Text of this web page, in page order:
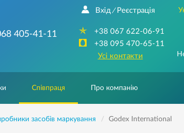
405-41-11
Вхід / Реєстрація
+38 067 622-06-91
+38 095 470-65-11
Усі контакти
Співпраця Про компанію
засобів маркування Godex International